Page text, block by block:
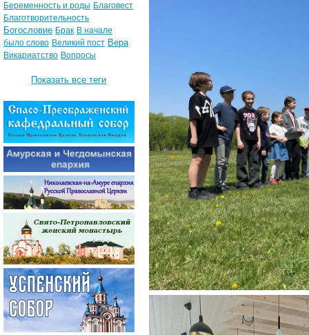
Беременность и роды Благовест
Благотворительность
Богословие Брак В начале
было слово Великий пост Вера
Викариатство Вопросы
Показать все теги